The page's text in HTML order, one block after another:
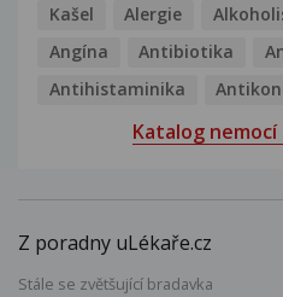
Kašel Alergie
Angína
Antibiotika
Antihistaminika
Katalog
Z poradny uLékaře.cz
Stále se zvětšující bradavka